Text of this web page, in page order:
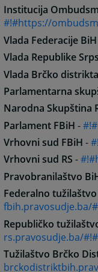
Institucija
#!#https://
Vlada Federacije BiH
Vlada Republike
Vlada Brčko
Parlamentarna
Narodna Skupština
Parlament FBiH -
Vrhovni sud FBiH -
Vrhovni sud RS -
Pravobranilaštvo
Federalno
fbih.pravosudje.ba/
Republičko
rs.pravosudje.ba/#!#
Tužilaštvo Brčko